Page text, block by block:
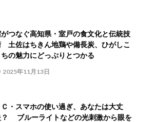
つなぐ高知県・室戸の食文化と伝統技
土佐はちきん地鶏や備長炭、ひがしこ
ちの魅力にどっぷりとつかる
2025年11月13日
Ｃ・スマホの使い過ぎ、あなたは大丈
？ ブルーライトなどの光刺激から眼を